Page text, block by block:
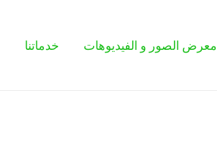
معرض الصور و الفيديوهات خدماتنا